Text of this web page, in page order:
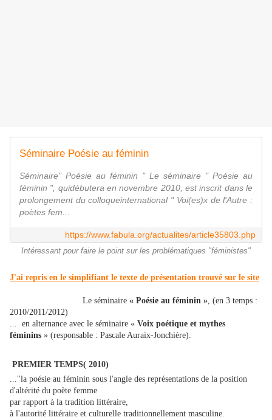
Séminaire Poésie au féminin
Séminaire" Poésie au féminin " Le séminaire " Poésie au
féminin ", quidébutera en novembre 2010, est inscrit dans le
prolongement du colloqueinternational " Voi(es)x de l'Autre :
poètes fem...
https://www.fabula.org/actualites/article35803.php
Intéressant pour faire le point sur les problématiques "féministes"
J'ai repris en le simplifiant le texte de présentation trouvé sur le site
Le séminaire « Poésie au féminin », (en 3 temps :
2010/2011/2012)
... en alternance avec le séminaire « Voix poétique et mythes
féminins » (responsable : Pascale Auraix-Jonchière).
PREMIER TEMPS( 2010)
..."la poésie au féminin sous l'angle des représentations de la position
d'altérité du poète femme
par rapport à la tradition littéraire,
à l'autorité littéraire et culturelle traditionnellement masculine.